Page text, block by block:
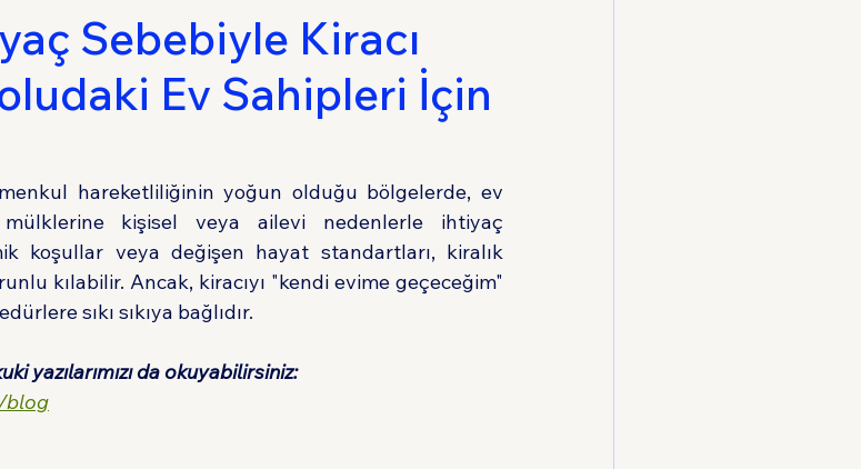
Tüketici Hukuku İdare Hukuku
Sebebiyle Kiracı
Ev Sahipleri İçin
hareketliliğinin yoğun olduğu bölgelerde, ev
kişisel veya ailevi nedenlerle ihtiyaç
koşullar veya değişen hayat standartları, kiralık
kılabilir. Ancak, kiracıyı "kendi evime geçeceğim"
sıkı sıkıya bağlıdır.
yazılarımızı da okuyabilirsiniz:
blog